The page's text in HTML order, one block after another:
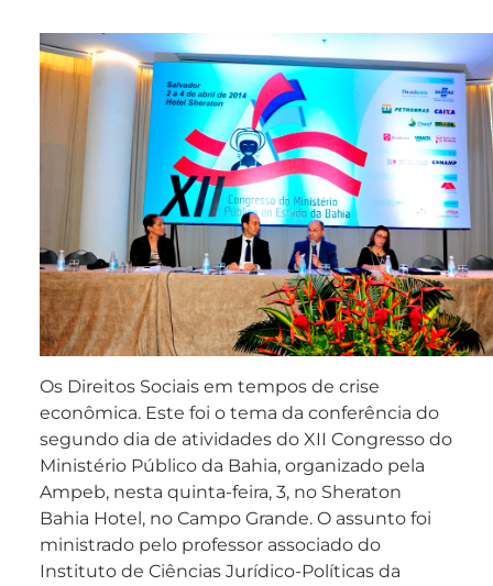
Os Direitos Sociais em tempos de crise
econômica. Este foi o tema da conferência do
segundo dia de atividades do XII Congresso do
Ministério Público da Bahia, organizado pela
Ampeb, nesta quinta-feira, 3, no Sheraton
Bahia Hotel, no Campo Grande. O assunto foi
ministrado pelo professor associado do
Instituto de Ciências Jurídico-Políticas da